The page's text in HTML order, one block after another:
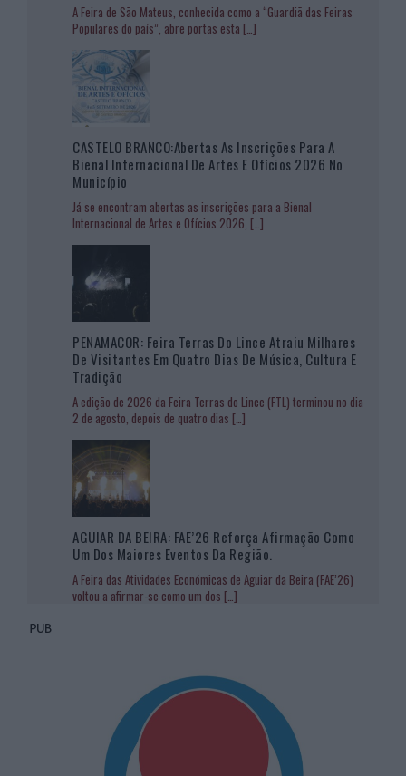
A Feira de São Mateus, conhecida como a “Guardiã das Feiras
Populares do país”, abre portas esta […]
CASTELO BRANCO:Abertas As Inscrições Para A
Bienal Internacional De Artes E Ofícios 2026 No
Município
Já se encontram abertas as inscrições para a Bienal
Internacional de Artes e Ofícios 2026, […]
PENAMACOR: Feira Terras Do Lince Atraiu Milhares
De Visitantes Em Quatro Dias De Música, Cultura E
Tradição
A edição de 2026 da Feira Terras do Lince (FTL) terminou no dia
2 de agosto, depois de quatro dias […]
AGUIAR DA BEIRA: FAE’26 Reforça Afirmação Como
Um Dos Maiores Eventos Da Região.
A Feira das Atividades Económicas de Aguiar da Beira (FAE’26)
voltou a afirmar-se como um dos […]